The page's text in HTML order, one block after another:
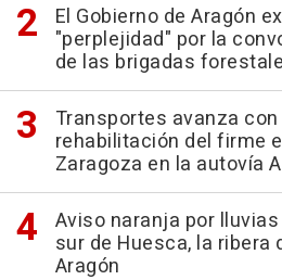
El Gobierno de Aragón
"perplejidad" por la
de las brigadas
Transportes avanza
rehabilitación del firme
Zaragoza en la autovía
Aviso naranja por
sur de Huesca, la ribera
Aragón